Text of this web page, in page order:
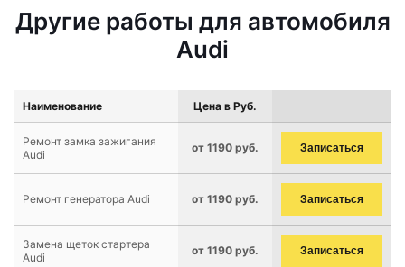
Другие работы для автомобиля
Audi
Наименование Цена в Руб.
Ремонт замка зажигания
Audi
от 1190 руб. Записаться
Ремонт генератора Audi от 1190 руб. Записаться
Замена щеток стартера
Audi
от 1190 руб. Записаться